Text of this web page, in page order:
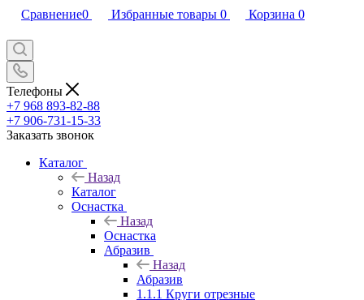
Сравнение0 Избранные товары 0 Корзина 0
Телефоны
+7 968 893-82-88
+7 906-731-15-33
Заказать звонок
Каталог
Назад
Каталог
Оснастка
Назад
Оснастка
Абразив
Назад
Абразив
1.1.1 Круги отрезные